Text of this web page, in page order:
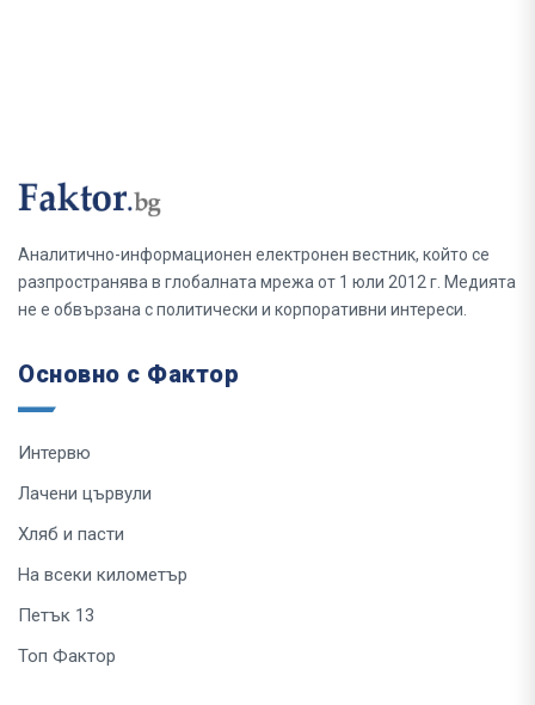
Аналитично-информационен електронен вестник, който се
разпространява в глобалната мрежа от 1 юли 2012 г. Медията
не е обвързана с политически и корпоративни интереси.
Основно с Фактор
Интервю
Лачени цървули
Хляб и пасти
На всеки километър
Петък 13
Топ Фактор